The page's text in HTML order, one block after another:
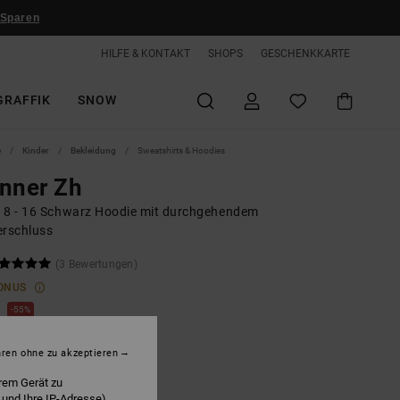
HILFE & KONTAKT SHOPS GESCHENKKARTE
SNOW
Kinder Bekleidung Sweatshirts & Hoodies
Zh
- 16 Schwarz Hoodie mit durchgehendem
(3 Bewertungen)
55%
RABATT EXTRA 25 %
Gerät zu
ohne zu akzeptieren